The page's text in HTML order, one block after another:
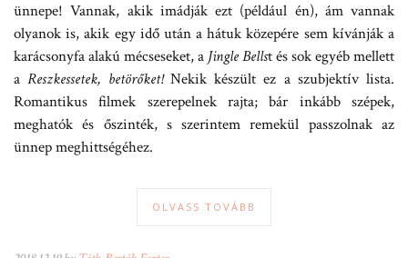
ünnepe! Vannak, akik imádják ezt (például én), ám vannak
olyanok is, akik egy idő után a hátuk közepére sem kívánják a
karácsonyfa alakú mécseseket, a Jingle Bellst és sok egyéb mellett
aReszkessetek, betörőket!Nekik készült ez a szubjektív lista.
Romantikus filmek szerepelnek rajta; bár inkább szépek,
meghatók és őszinték, s szerintem remekül passzolnak az
ünnep meghittségéhez.
OLVASS TOVÁBB